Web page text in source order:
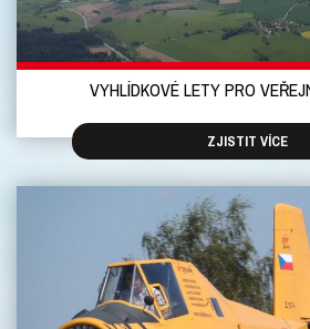
VYHLÍDKOVÉ LETY PRO
ZJISTIT VÍCE